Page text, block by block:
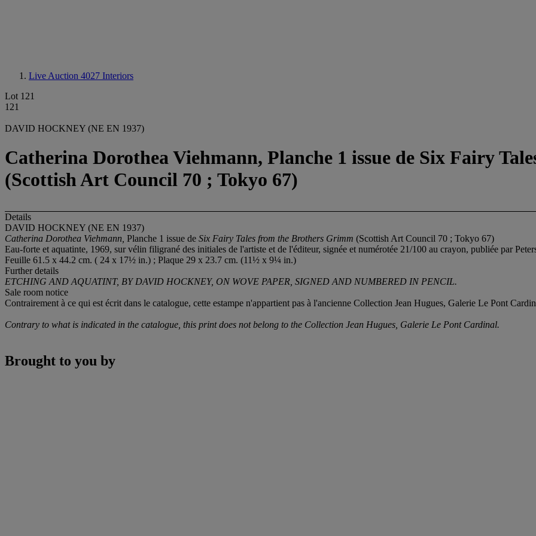
Live Auction 4027 Interiors
Lot 121
121
DAVID HOCKNEY (NE EN 1937)
Catherina Dorothea Viehmann, Planche 1 issue de Six Fairy
(Scottish Art Council 70 ; Tokyo 67)
Details
DAVID HOCKNEY (NE EN 1937)
Catherina Dorothea Viehmann, Planche 1 issue de Six Fairy Tales from the Brothers Grimm (Scottish Art Council 70 ; Tokyo 67)
Eau-forte et aquatinte, 1969, sur vélin filigrané des initiales de l'artiste et de l'éditeur, signée et numérotée 21/100 au crayon, publiée par
Feuille 61.5 x 44.2 cm. ( 24 x 17½ in.) ; Plaque 29 x 23.7 cm. (11½ x 9¼ in.)
Further details
ETCHING AND AQUATINT, BY DAVID HOCKNEY, ON WOVE PAPER, SIGNED AND NUMBERED IN PENCIL.
Sale room notice
Contrairement à ce qui est écrit dans le catalogue, cette estampe n'appartient pas à l'ancienne Collection Jean Hugues, Galerie Le Pont
Contrary to what is indicated in the catalogue, this print does not belong to the Collection Jean Hugues, Galerie Le Pont Cardinal.
Brought to you by